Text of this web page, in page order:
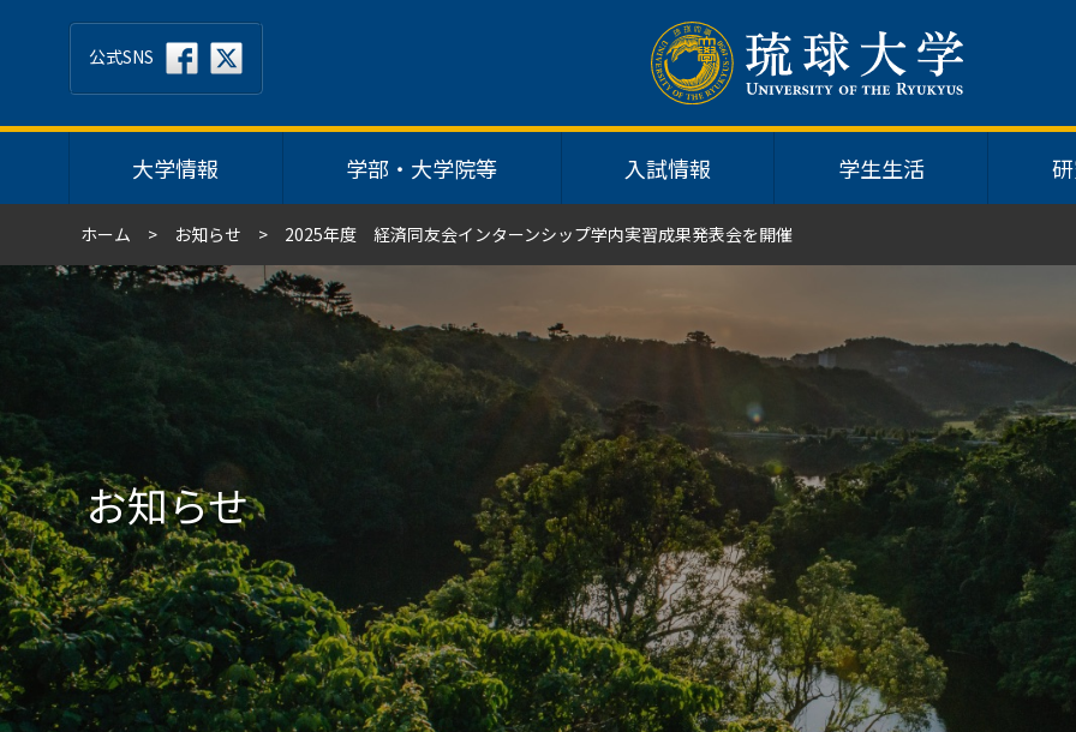
大学情報 学部・大学院等 入試情報 学生生活
公式SNS
ホーム お知らせ 2025年度 経済同友会インターンシップ学内実習成果発表会を開催
お知らせ